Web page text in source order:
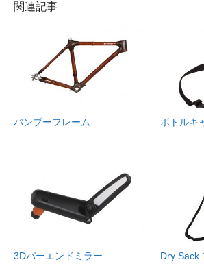
関連記事
バンブーフレーム ボトルキ
3Dバーエンドミラー Dry Sack